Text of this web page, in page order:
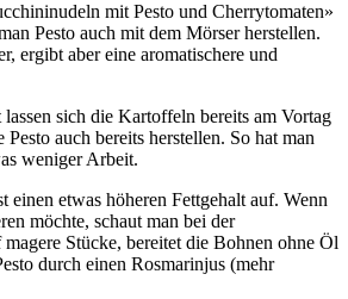
mit Pesto und Cherrytomaten»
Pesto auch mit dem Mörser herstellen.
ergibt aber eine aromatischere und
sich die Kartoffeln bereits am Vortag
auch bereits herstellen. So hat man
weniger Arbeit.
einen etwas höheren Fettgehalt auf. Wenn
möchte, schaut man bei der
Stücke, bereitet die Bohnen ohne Öl
durch einen Rosmarinjus (mehr